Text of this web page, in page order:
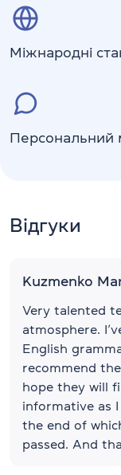
Міжнародні
Персональний
Відгуки
Kuzmenko
Very talented
atmosphere.
English
recommend
hope they will
informative as
the end of
passed. And